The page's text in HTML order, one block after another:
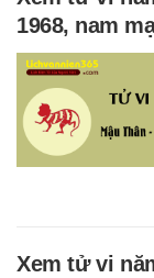
1968, nam
Xem tử vi